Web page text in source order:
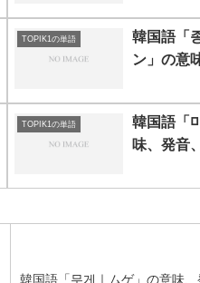
TOPIK1の単語
韓国語「
ン」の意
TOPIK1の単語
韓国語「
味、発音
韓国語「무게｜ムゲ」の意味、